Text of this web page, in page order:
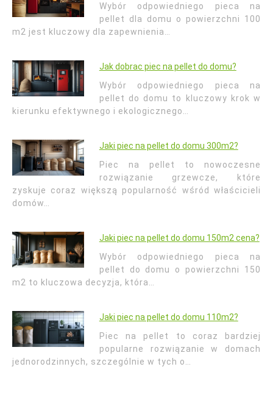
Wybór odpowiedniego pieca na
pellet dla domu o powierzchni 100
m2 jest kluczowy dla zapewnienia…
Jak dobrac piec na pellet do domu?
Wybór odpowiedniego pieca na
pellet do domu to kluczowy krok w
kierunku efektywnego i ekologicznego…
Jaki piec na pellet do domu 300m2?
Piec na pellet to nowoczesne
rozwiązanie grzewcze, które
zyskuje coraz większą popularność wśród właścicieli
domów…
Jaki piec na pellet do domu 150m2 cena?
Wybór odpowiedniego pieca na
pellet do domu o powierzchni 150
m2 to kluczowa decyzja, która…
Jaki piec na pellet do domu 110m2?
Piec na pellet to coraz bardziej
popularne rozwiązanie w domach
jednorodzinnych, szczególnie w tych o…